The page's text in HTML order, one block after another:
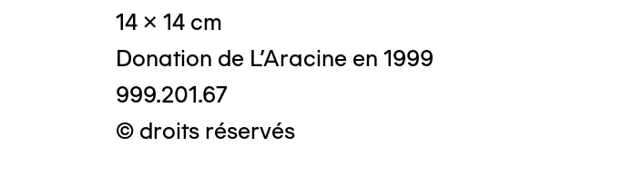
14 x 14 cm
Donation de L'Aracine en 1999
999.201.67
© droits réservés